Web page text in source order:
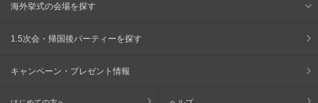
海外挙式の会場を探す
1.5次会・帰国後パーティーを探す
キャンペーン・プレゼント情報